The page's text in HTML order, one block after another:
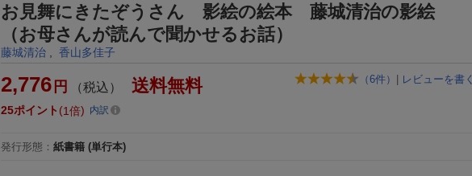
お見舞にきたぞうさん 影絵の絵本 藤城清治の影絵
（お母さんが読んで聞かせるお話）
藤城清治 香山多佳子
（6件） | レビューを書く
2,776 円 （税込） 送料無料
25ポイント 1倍 内訳
発行形態 ： 紙書籍 (単行本)